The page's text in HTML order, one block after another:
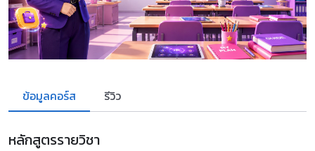
ข้อมูลคอร์ส รีวิว
หลักสูตรรายวิชา